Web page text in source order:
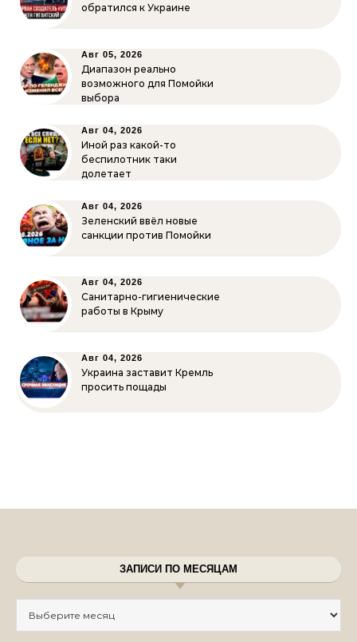
обратился к Украине
Авг 05, 2026
Диапазон реально
возможного для Помойки
выбора
Авг 04, 2026
Иной раз какой-то
беспилотник таки
долетает
Авг 04, 2026
Зеленский ввёл новые
санкции против Помойки
Авг 04, 2026
Санитарно-гигиенические
работы в Крыму
Авг 04, 2026
Украина заставит Кремль
просить пощады
ЗАПИСИ ПО МЕСЯЦАМ